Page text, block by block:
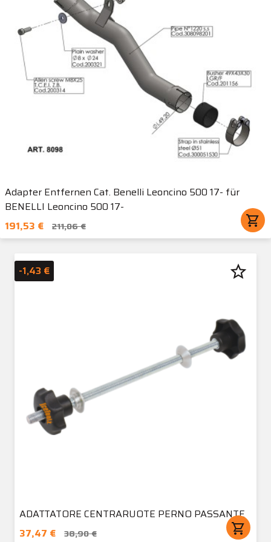
Adapter Entfernen Cat. Benelli Leoncino 500 17- für
BENELLI Leoncino 500 17-
191,53 €
211,06 € shopping_cart
ADATTATORE CENTRARUOTE PERNO PASSANTE
37,47 €
38,90 € shopping_cart
-1,43 € star_border